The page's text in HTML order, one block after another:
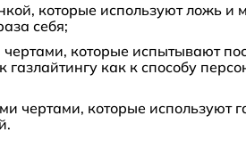
которые используют ложь и
себя;
которые испытывают
газлайтингу как к способу
чертами, которые используют